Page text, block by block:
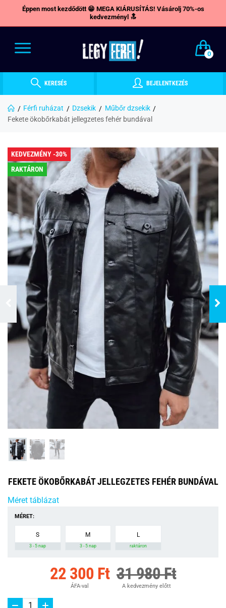
Éppen most kezdődött 😁 MEGA KIÁRUSÍTÁS! Vásárolj 70%-os
kedvezményl 🔝
0
KERESÉS BEJELENTKEZÉS
Férfi ruházat Dzsekik
Műbőr dzsekik
Fekete ökobőrkabát jellegzetes fehér bundával
KEDVEZMÉNY -30%
RAKTÁRON
FEKETE ÖKOBŐRKABÁT JELLEGZETES FEHÉR BUNDÁVAL
Méret táblázat
MÉRET:
S
3 - 5 nap
M
3 - 5 nap
L
raktáron
22 300 Ft
ÁFA-val
31 980 Ft
A kedvezmény előtt